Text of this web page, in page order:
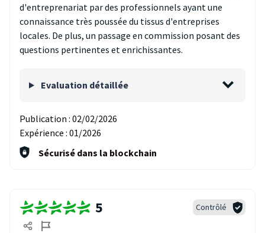
d'entreprenariat par des professionnels ayant une
connaissance très poussée du tissus d'entreprises
locales. De plus, un passage en commission posant des
questions pertinentes et enrichissantes.
Evaluation détaillée
Publication : 02/02/2026
Expérience : 01/2026
Sécurisé dans la blockchain
5 Contrôlé